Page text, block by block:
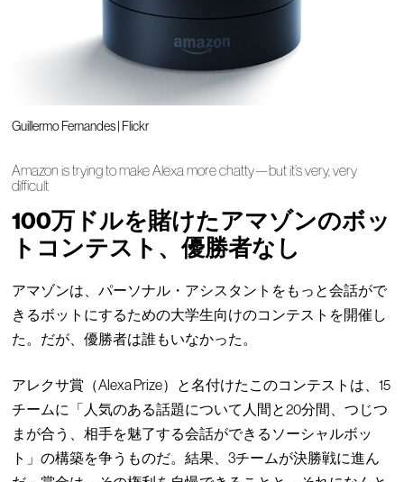
Guillermo Fernandes | Flickr
Amazon is trying to make Alexa more chatty—but it’s very, very
difficult
100万ドルを賭けたアマゾンのボッ
トコンテスト、優勝者なし
アマゾンは、パーソナル・アシスタントをもっと会話がで
きるボットにするための大学生向けのコンテストを開催し
た。だが、優勝者は誰もいなかった。
アレクサ賞（Alexa Prize）と名付けたこのコンテストは、15
チームに「人気のある話題について人間と20分間、つじつ
まが合う、相手を魅了する会話ができるソーシャルボッ
ト」の構築を争うものだ。結果、3チームが決勝戦に進ん